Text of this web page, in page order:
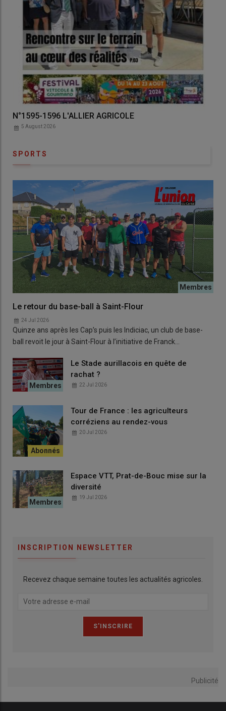
Auvergne Agricole N°3186 3187
SPORTS
Le retour du base-ball à Saint-Flour
24 Jul 2026
Quinze ans après les Cap’s puis les Indiciac, un club de base-
ball revoit le jour à Saint-Flour à l’initiative de Franck…
Le Stade aurillacois en quête de
rachat ?
22 Jul 2026
Tour de France : les agriculteurs
corréziens au rendez-vous
20 Jul 2026
Espace VTT, Prat-de-Bouc mise sur la
diversité
19 Jul 2026
INSCRIPTION NEWSLETTER
Recevez chaque semaine toutes les actualités agricoles.
Publicité